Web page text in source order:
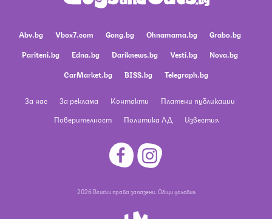
Abv.bg Vbox7.com Gong.bg Ohnamama.bg
Grabo.bg
Pariteni.bg
Edna.bg Dariknews.bg Vesti.bg
Nova.bg
CarMarket.bg
BISS.bg Telegraph.bg
За нас За реклама Контакти
Платени публикации
Поверителност
Политика ЛД Известия
2026 Всички права запазени. Общи условия